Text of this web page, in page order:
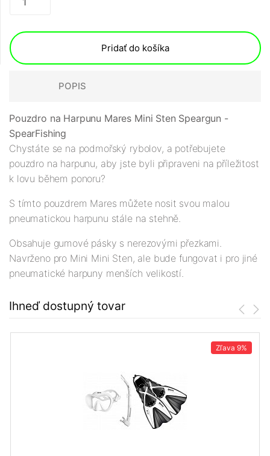
Pridať do košíka
POPIS
Pouzdro na Harpunu Mares Mini Sten Speargun -
SpearFishing
Chystáte se na podmořský rybolov, a potřebujete
pouzdro na harpunu, aby jste byli připraveni na příležitost
k lovu během ponoru?
S tímto pouzdrem Mares můžete nosit svou malou
pneumatickou harpunu stále na stehně.
Obsahuje gumové pásky s nerezovými přezkami.
Navrženo pro Mini Mini Sten, ale bude fungovat i pro jiné
pneumatické harpuny menších velikostí.
Ihneď dostupný tovar
Zľava 9%